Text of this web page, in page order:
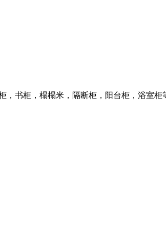
书柜，榻榻米，隔断柜，阳台柜，浴室柜